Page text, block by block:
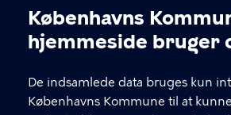
Københavns
hjemmeside bruger
De indsamlede data bruges kun
Københavns Kommune til at
Find dit lokale kulturhus eller
menupunktet 'Huse'. På husenes
kontaktoplysninger, åbningstider
KONTAKT